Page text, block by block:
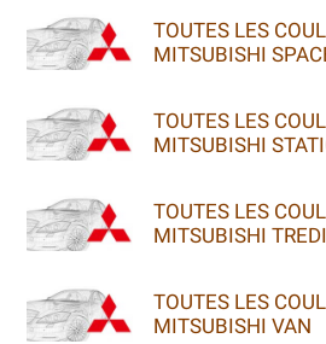
TOUTES LES
MITSUBISHI
TOUTES LES
MITSUBISHI
TOUTES LES
MITSUBISHI
TOUTES LES
MITSUBISHI VAN